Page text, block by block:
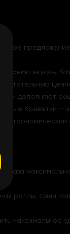
вкусов.
и дополняют
Креветки
роллы, суши,
максимальное